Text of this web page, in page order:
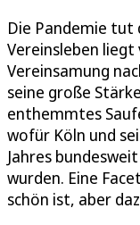
Die Pandemie tut
Vereinsleben
Vereinsamung
seine große
enthemmtes
wofür Köln und
Jahres
wurden. Eine
schön ist, aber